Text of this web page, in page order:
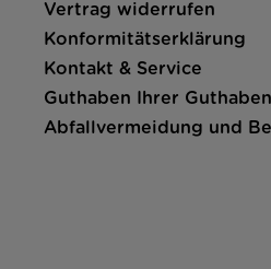
Vertrag widerrufen
Konformitätserklärung
Kontakt & Service
Guthaben Ihrer
Abfallvermeidung und